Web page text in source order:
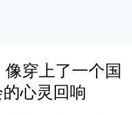
穿上了一个国
心灵回响